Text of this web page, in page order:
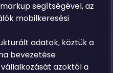
segítségével, az
mobilkeresési
adatok, köztük a
bevezetése
azoktól a